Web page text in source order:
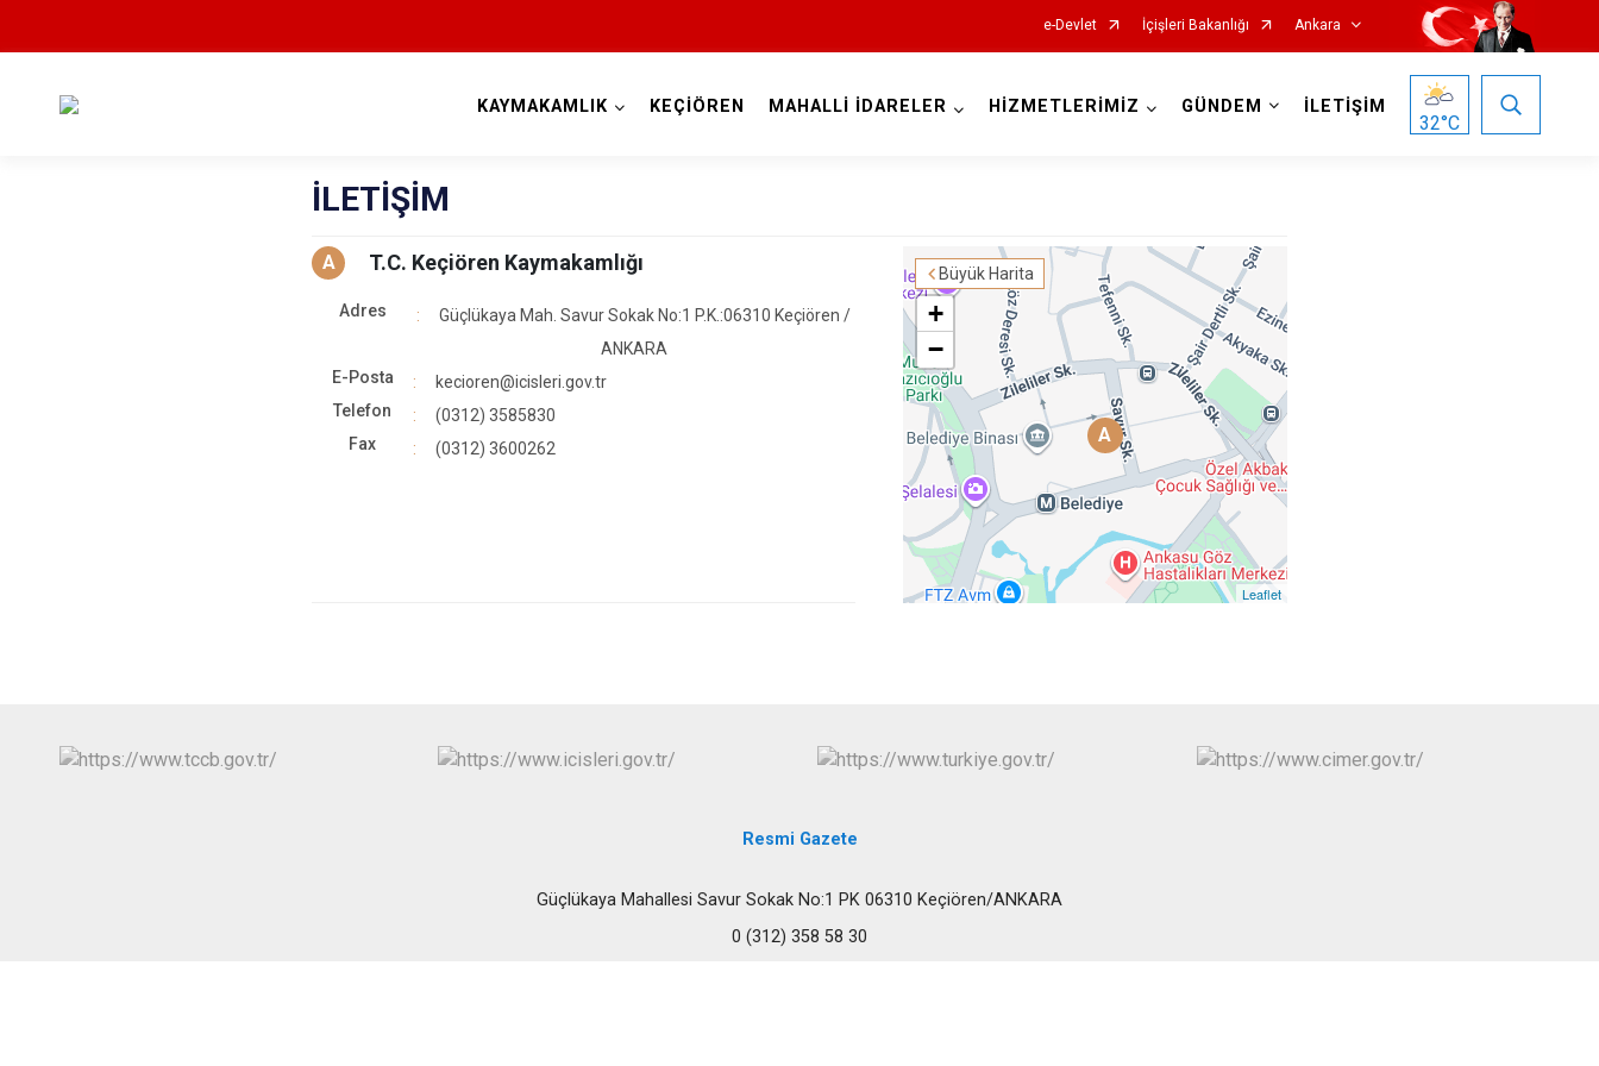
e-Devlet İçişleri Bakanlığı Ankara
Akyurt
Altındağ
Ayaş
Bala
Beypazarı
Çamlıdere
Çankaya
Çubuk
Elmadağ
Haymana
Kalecik
Kahramankazan
Keçiören
Kızılcahamam
Mamak
Nallıhan
Polatlı
Şereflikoçhisar
KAYMAKAMLIK KEÇİÖREN MAHALLİ İDARELER HİZMETLERİMİZ GÜNDEM İLETİŞİM
32°C
İLETİŞİM
Büyük Harita
A
+
−
Leaflet
A T.C. Keçiören Kaymakamlığı
Adres
Güçlükaya Mah. Savur Sokak No:1 P.K.:06310 Keçiören /
ANKARA
E-Posta
kecioren@icisleri.gov.tr
Telefon
(0312) 3585830
Fax
(0312) 3600262
Resmi Gazete
Güçlükaya Mahallesi Savur Sokak No:1 PK 06310 Keçiören/ANKARA
0 (312) 358 58 30